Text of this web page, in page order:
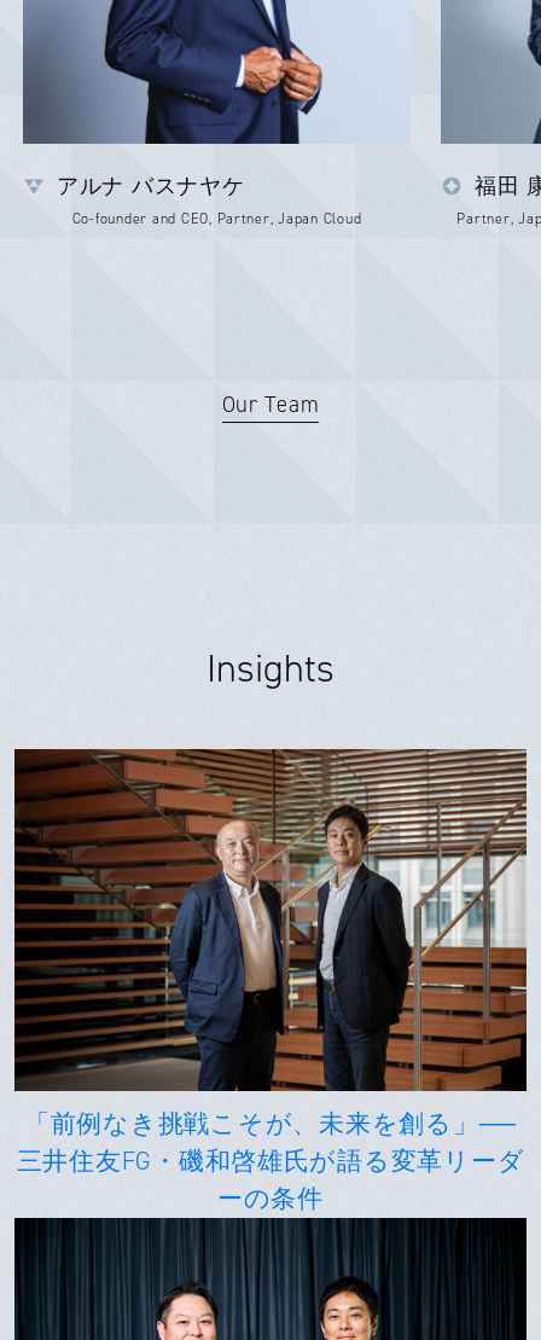
アルナ バスナヤケ
Co-founder and CEO, Partner, Japan Cloud
福田
Partner,
Our Team
Insights
「前例なき挑戦こそが、未来を創る」──
三井住友FG・磯和啓雄氏が語る変革リーダ
ーの条件